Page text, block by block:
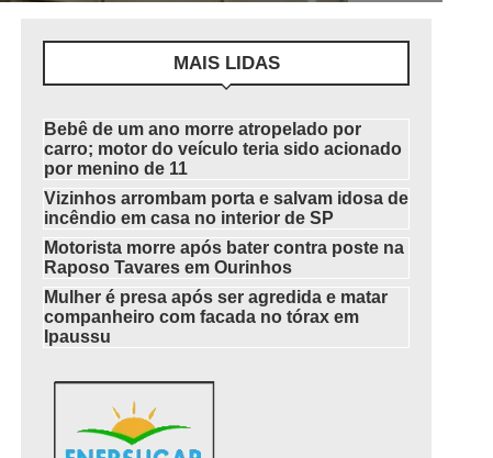
MAIS LIDAS
Bebê de um ano morre atropelado por
carro; motor do veículo teria sido acionado
por menino de 11
Vizinhos arrombam porta e salvam idosa de
incêndio em casa no interior de SP
Motorista morre após bater contra poste na
Raposo Tavares em Ourinhos
Mulher é presa após ser agredida e matar
companheiro com facada no tórax em
Ipaussu